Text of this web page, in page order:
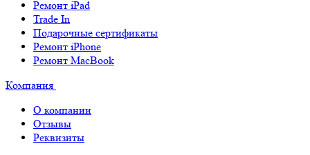
Ремонт iPad
Trade In
Подарочные сертификаты
Ремонт iPhone
Ремонт MacBook
Компания
О компании
Отзывы
Реквизиты